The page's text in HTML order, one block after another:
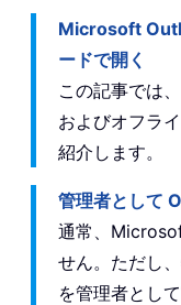
Microsoft
ードで開く
この記事では
およびオフラ
紹介します。
管理者として
通常、
せん。ただし
を管理者とし